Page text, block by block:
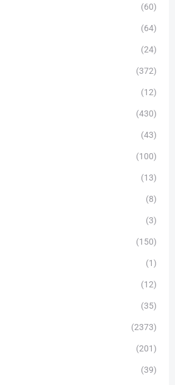
(60)
(64)
(24)
(372)
(12)
(430)
(43)
(100)
(13)
(8)
(3)
(150)
(1)
(12)
(35)
(2373)
(201)
(39)